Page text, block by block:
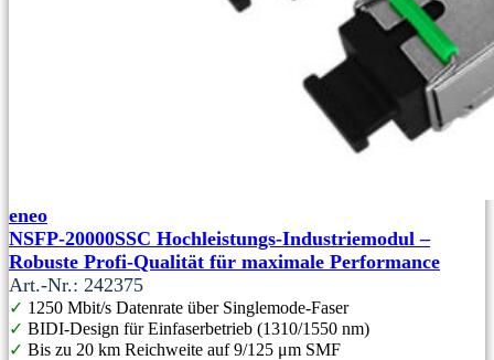
eneo
NSFP-20000SSC Hochleistungs-Industriemodul –
Robuste Profi-Qualität für maximale Performance
Art.-Nr.: 242375
✓ 1250 Mbit/s Datenrate über Singlemode-Faser
✓ BIDI-Design für Einfaserbetrieb (1310/1550 nm)
✓ Bis zu 20 km Reichweite auf 9/125 μm SMF